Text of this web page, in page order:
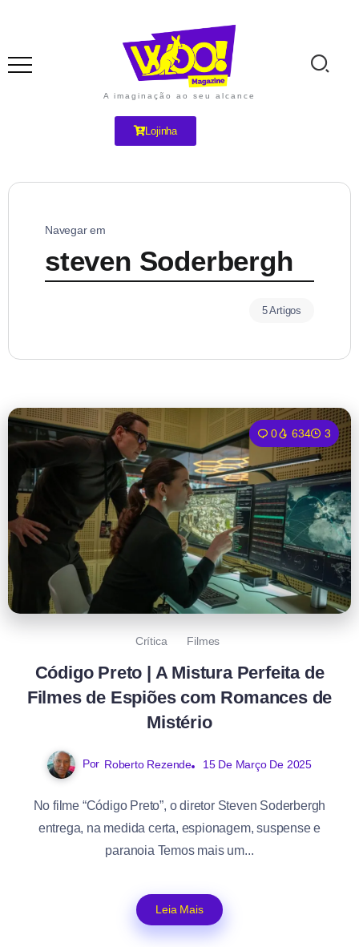
A imaginação ao seu alcance
Lojinha
Navegar em
steven Soderbergh
5 Artigos
0 634 3
Crítica Filmes
Código Preto | A Mistura Perfeita de
Filmes de Espiões com Romances de
Mistério
Por Roberto Rezende 15 De Março De 2025
No filme “Código Preto”, o diretor Steven Soderbergh
entrega, na medida certa, espionagem, suspense e
paranoia Temos mais um...
Leia Mais